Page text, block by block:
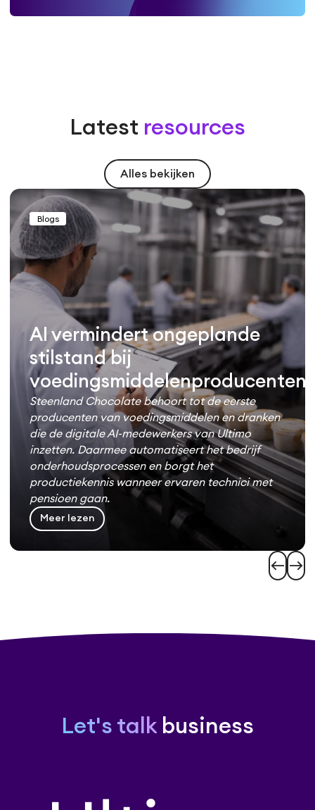
Latest resources
Alles bekijken
Blogs
AI vermindert ongeplande
stilstand bij
voedingsmiddelenproducenten
Steenland Chocolate behoort tot de eerste
producenten van voedingsmiddelen en dranken
die de digitale AI-medewerkers van Ultimo
inzetten. Daarmee automatiseert het bedrijf
onderhoudsprocessen en borgt het
productiekennis wanneer ervaren technici met
pensioen gaan.
Meer lezen
west east
Let's talk business